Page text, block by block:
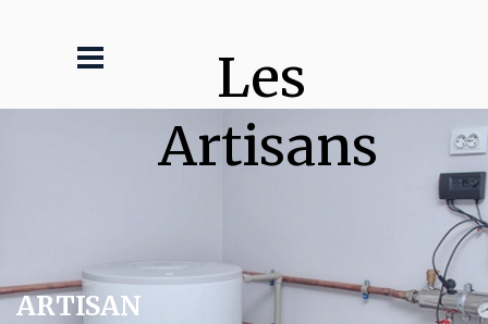
Les
Artisans
ARTISAN